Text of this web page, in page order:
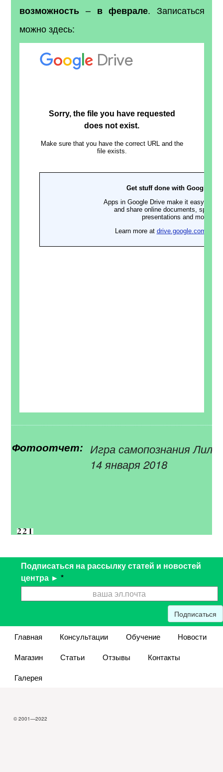
возможность –в феврале. Записаться
можно здесь:
Фотоотчет:
Игра самопознания Лила
14 января 2018
Подписаться на рассылку статей и новостей
центра ► *
Подписаться
Главная Консультации Обучение
Новости
Магазин
Статьи Отзывы
Контакты
Галерея
© 2001—2022